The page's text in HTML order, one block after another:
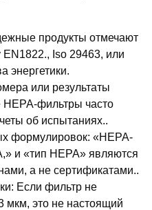
продукты отмечают
EN1822., Iso 29463, или
энергетики.
или результаты
фильтры часто
об испытаниях..
формулировок: «HEPA-
и «тип HEPA» являются
а не сертификатами..
: Если фильтр не
мкм, это не настоящий